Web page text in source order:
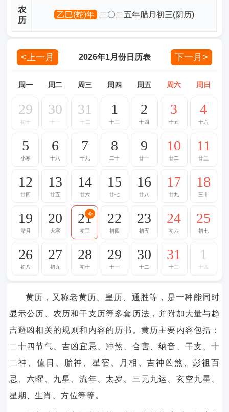
农
历
乙巳(蛇)年 二〇二五年腊月初三(阴历)
<上一月 2026年1月份日历表 下一月>
周一 周二 周三 周四 周五 周六 周日
29
初十
30
十一
31
十二
1
十三
2
十四
3
十五
4
十六
5
小寒
6
十八
7
十九
8
二十
9
廿一
10
廿二
11
廿三
12
廿四
13
廿五
14
廿六
15
廿七
16
廿八
17
廿九
18
三十
19
腊月
20
大寒
21
初三
今 22
初四
23
初五
24
初六
25
初七
26
初八
27
初九
28
初十
29
十一
30
十二
31
十三
1
十四
黄历，又称老黄历、皇历、通胜等，是一种能同时
显示公历、农历和干支历等多套历法，并附加大量与趋
吉避凶相关的规则和内容的历书。黄历主要内容包括：
二十四节气、吉凶宜忌、冲煞、合害、纳音、干支、十
二神、值日、胎神、星宿、月相、吉神凶煞、彭祖百
忌、六曜、九星、流年、太岁、三元九运、玄空九星、
星期、生肖、方位等等。